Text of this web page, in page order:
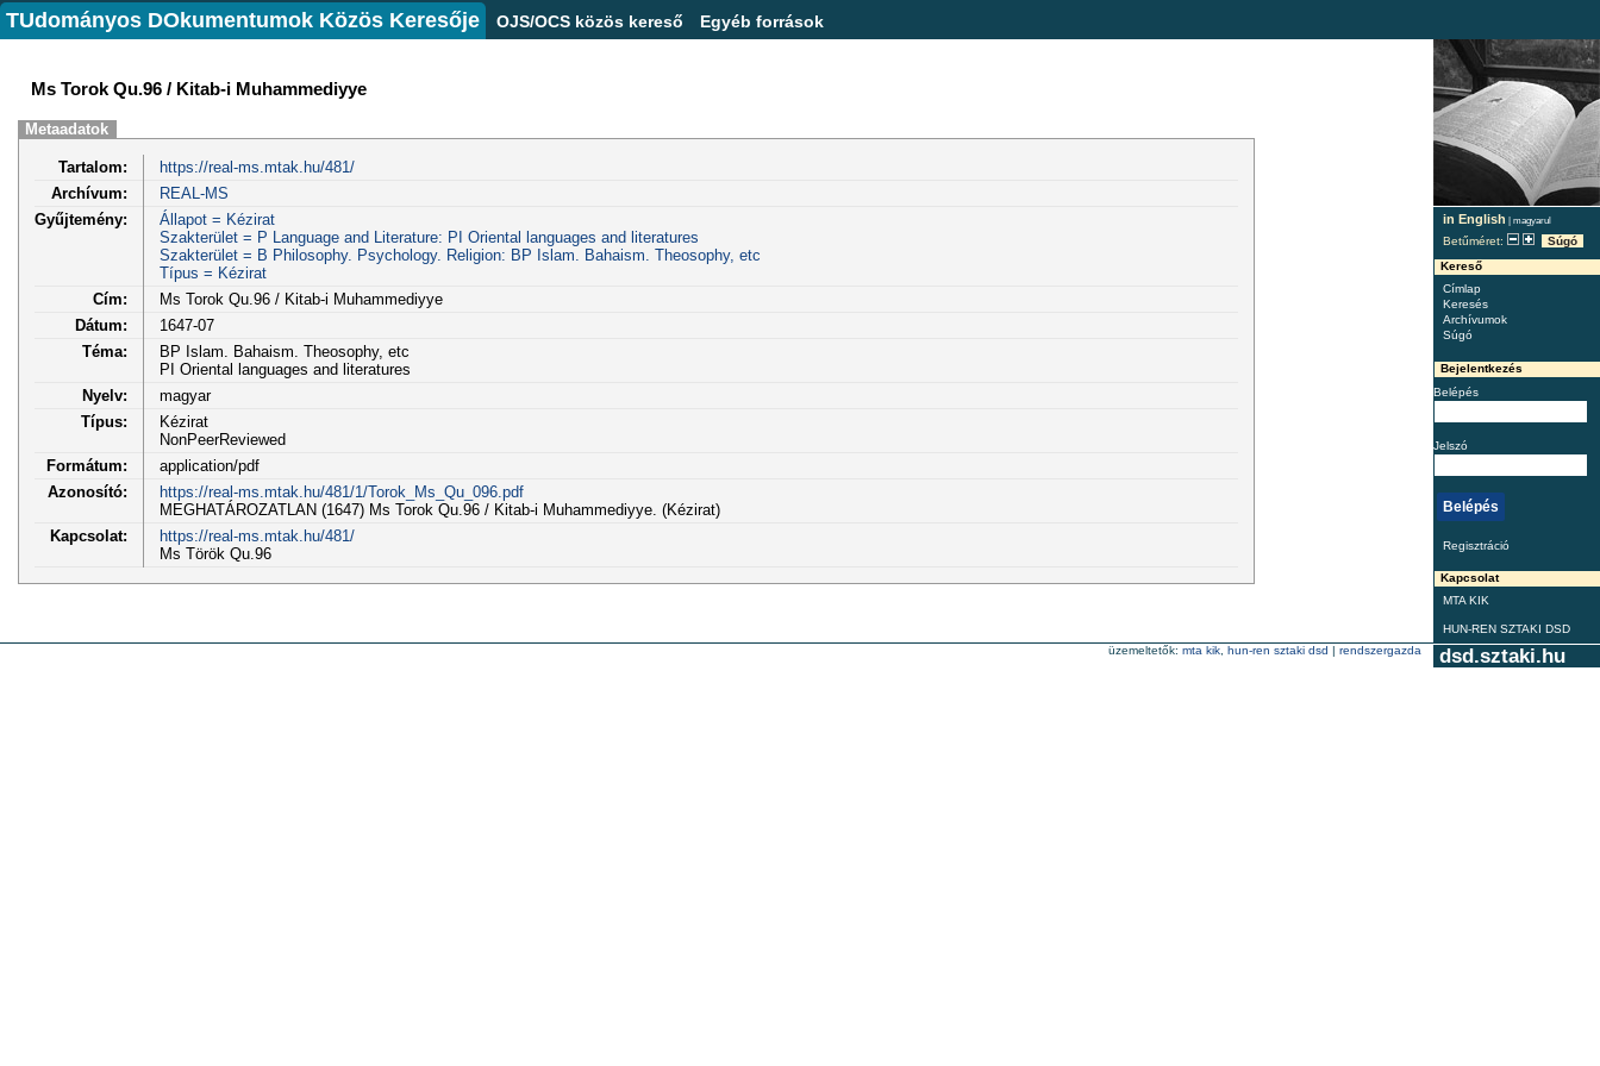
TUdományos DOkumentumok Közös Keresője OJS/OCS közös kereső Egyéb források
in English | magyarul
Betűméret:
Súgó
Kereső
Címlap
Keresés
Archívumok
Súgó
Bejelentkezés
Belépés
Jelszó
Regisztráció
Kapcsolat
MTA KIK
HUN-REN SZTAKI DSD
Ms Torok Qu.96 / Kitab-i Muhammediyye
Metaadatok
Tartalom:
https://real-ms.mtak.hu/481/
Archívum:
REAL-MS
Gyűjtemény:
Állapot = Kézirat
Szakterület = P Language and Literature: PI Oriental languages and literatures
Szakterület = B Philosophy. Psychology. Religion: BP Islam. Bahaism. Theosophy, etc
Típus = Kézirat
Cím:
Ms Torok Qu.96 / Kitab-i Muhammediyye
Dátum:
1647-07
Téma:
BP Islam. Bahaism. Theosophy, etc
PI Oriental languages and literatures
Nyelv:
magyar
Típus:
Kézirat
NonPeerReviewed
Formátum:
application/pdf
Azonosító:
https://real-ms.mtak.hu/481/1/Torok_Ms_Qu_096.pdf
MEGHATÁROZATLAN (1647) Ms Torok Qu.96 / Kitab-i Muhammediyye. (Kézirat)
Kapcsolat:
https://real-ms.mtak.hu/481/
Ms Török Qu.96
dsd.sztaki.hu
üzemeltetők: mta kik hun-ren sztaki dsd | rendszergazda